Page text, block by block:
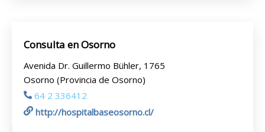
Consulta en Osorno
Avenida Dr. Guillermo Bühler, 1765
Osorno (Provincia de Osorno)
64 2 336412
http://hospitalbaseosorno.cl/